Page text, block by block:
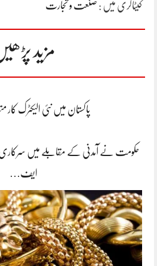
کیٹاگری میں : صنعت و تجارت
مزید
پاکستان میں نئی الیکٹرک
حکومت نے آمدنی کے مقابلے میں سرکاری
ایف…